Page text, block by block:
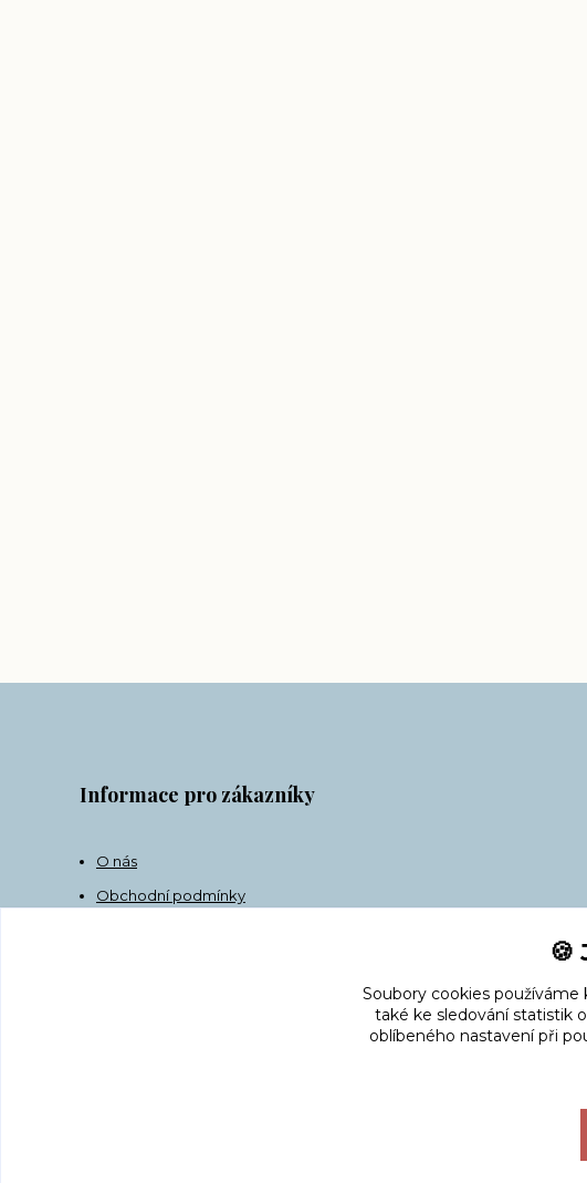
Informace pro zákazníky
O nás
Obchodní podmínky
🍪
Soubory cookies používáme
také ke sledování statistik
oblíbeného nastavení při